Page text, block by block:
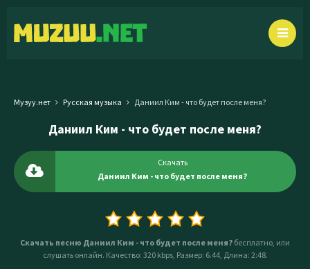
Музуу.нет Русская музыка Даниил Ким - что будет после меня?
Даниил Ким - что будет после меня?
Скачать
Даниил Ким - что будет после меня?
Скачать песню Даниил Ким - что будет после меня? бесплатно, или
слушать онлайн. Качество: 320 kbps, Размер: 6.44, Длина: 2:48.